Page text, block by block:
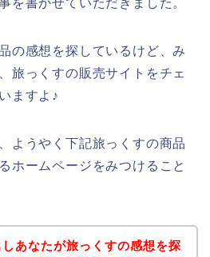
の感想を探しているけど、み
旅っくすの販売サイトをチェ
ますよ♪
ようやく下記旅っくすの商品
ホームページをみつけること
あなたが旅っくすの感想を探